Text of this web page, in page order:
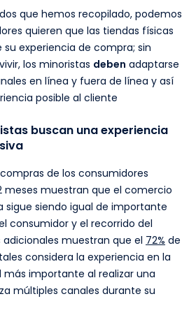
que hemos recopilado, podemos
quieren que las tiendas físicas
experiencia de compra; sin
los minoristas deben adaptarse
en línea y fuera de línea y así
posible al cliente
buscan una experiencia
de los consumidores
meses muestran que el comercio
sigue siendo igual de importante
consumidor y el recorrido del
adicionales muestran que el 72% de
considera la experiencia en la
importante al realizar una
múltiples canales durante su